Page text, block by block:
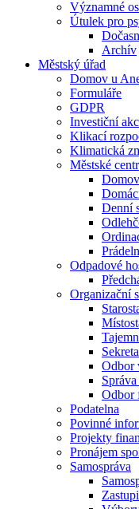
Významné
Útulek pro
Archív
Městský úřad
Domov u
Formuláře
GDPR
Investiční
Klikací
Klimatická
Městské
Denní
Odpadové
Organizační
Odbor
Odbor
Podatelna
Povinné
Projekty
Pronájem
Samospráva